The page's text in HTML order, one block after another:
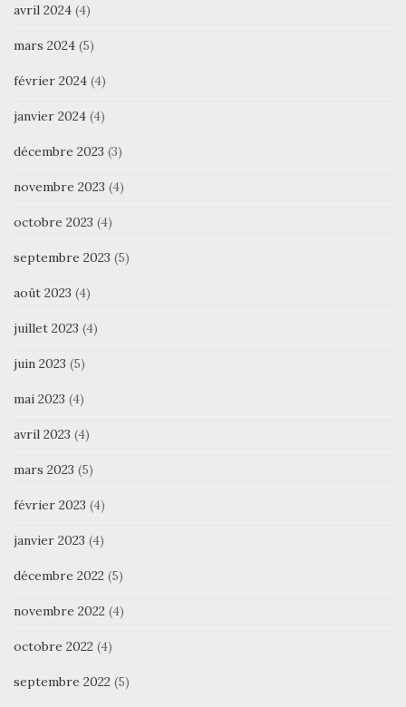
avril 2024 (4)
mars 2024 (5)
février 2024 (4)
janvier 2024 (4)
décembre 2023 (3)
novembre 2023 (4)
octobre 2023 (4)
septembre 2023 (5)
août 2023 (4)
juillet 2023 (4)
juin 2023 (5)
mai 2023 (4)
avril 2023 (4)
mars 2023 (5)
février 2023 (4)
janvier 2023 (4)
décembre 2022 (5)
novembre 2022 (4)
octobre 2022 (4)
septembre 2022 (5)